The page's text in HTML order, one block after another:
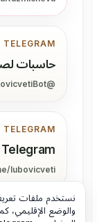
TELEGRAM
حاسبات
@LubovicvetiBot
TELEGRAM
Telegram
lubovicveti
نستخدم ملفات
والوضع الإقليمي،